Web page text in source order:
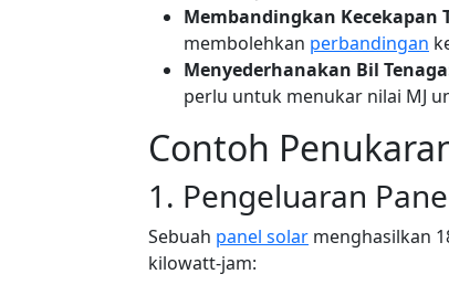
Membandingkan Kecekapan
membolehkan perbandingan
Menyederhanakan Bil
perlu untuk menukar nilai MJ
Contoh
1. Pengeluaran
Sebuah panel solar menghasilkan
kilowatt-jam: